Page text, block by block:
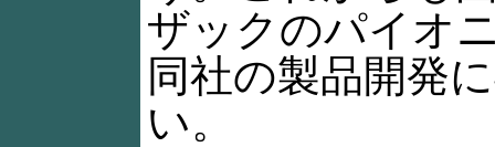
ザックのパイオ
同社の製品開発
い。